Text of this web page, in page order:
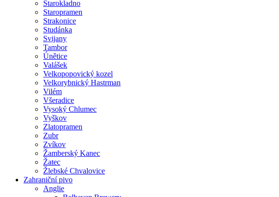
Starokladno
Staropramen
Strakonice
Studánka
Svijany
Tambor
Únětice
Valášek
Velkopopovický kozel
Velkorybnický Hastrman
Vilém
Všeradice
Vysoký Chlumec
Vyškov
Zlatopramen
Zubr
Zvíkov
Žamberský Kanec
Žatec
Žlebské Chvalovice
Zahraniční pivo
Anglie